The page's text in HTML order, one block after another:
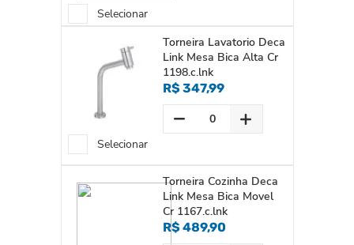
Selecionar
Torneira Lavatorio Deca
Link Mesa Bica Alta Cr
1198.c.lnk
R$ 347,99
Selecionar
Torneira Cozinha Deca
Link Mesa Bica Movel
Cr 1167.c.lnk
R$ 489,90